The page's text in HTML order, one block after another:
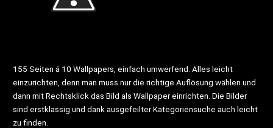
155 Seiten á 10 Wallpapers, einfach umwerfend. Alles leicht
einzurichten, denn man muss nur die richtige Auflösung wählen und
dann mit Rechtsklick das Bild als Wallpaper einrichten. Die Bilder
sind erstklassig und dank ausgefeilter Kategoriensuche auch leicht
zu finden.